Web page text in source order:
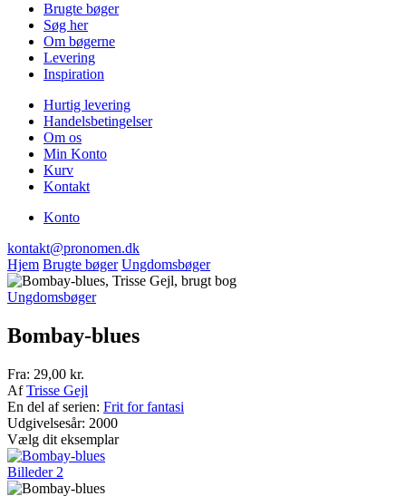
Brugte bøger
Søg her
Om bøgerne
Levering
Inspiration
Hurtig levering
Handelsbetingelser
Om os
Min Konto
Kurv
Kontakt
Konto
kontakt@pronomen.dk
Hjem Brugte bøger Ungdomsbøger
Ungdomsbøger
Bombay-blues
Fra: 29,00 kr.
AfTrisse Gejl
En del af serien: Frit for fantasi
Udgivelsesår: 2000
Vælg dit eksemplar
Billeder 2